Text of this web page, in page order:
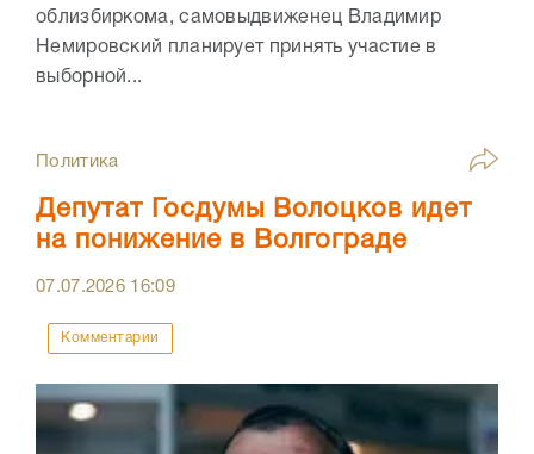
облизбиркома, самовыдвиженец Владимир
Немировский планирует принять участие в
выборной...
Политика
Депутат Госдумы Волоцков идет
на понижение в Волгограде
07.07.2026 16:09
Комментарии